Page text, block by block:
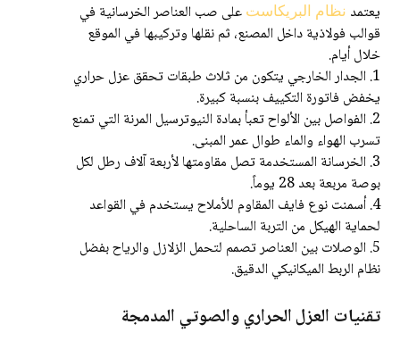
يعتمد نظام البريكاست على صب العناصر الخرسانية في
قوالب فولاذية داخل المصنع، ثم نقلها وتركيبها في الموقع
خلال أيام.
1. الجدار الخارجي يتكون من ثلاث طبقات تحقق عزل حراري
يخفض فاتورة التكييف بنسبة كبيرة.
2. الفواصل بين الألواح تعبأ بمادة النيوترسيل المرنة التي تمنع
تسرب الهواء والماء طوال عمر المبنى.
3. الخرسانة المستخدمة تصل مقاومتها لأربعة آلاف رطل لكل
بوصة مربعة بعد 28 يوماً.
4. أسمنت نوع فايف المقاوم للأملاح يستخدم في القواعد
لحماية الهيكل من التربة الساحلية.
5. الوصلات بين العناصر تصمم لتحمل الزلازل والرياح بفضل
نظام الربط الميكانيكي الدقيق.
تقنيات العزل الحراري والصوتي المدمجة